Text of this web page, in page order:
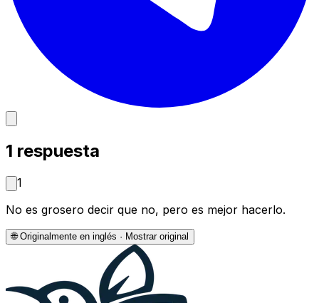
1 respuesta
1
No es grosero decir que no, pero es mejor hacerlo.
🌐Originalmente en inglés · Mostrar original